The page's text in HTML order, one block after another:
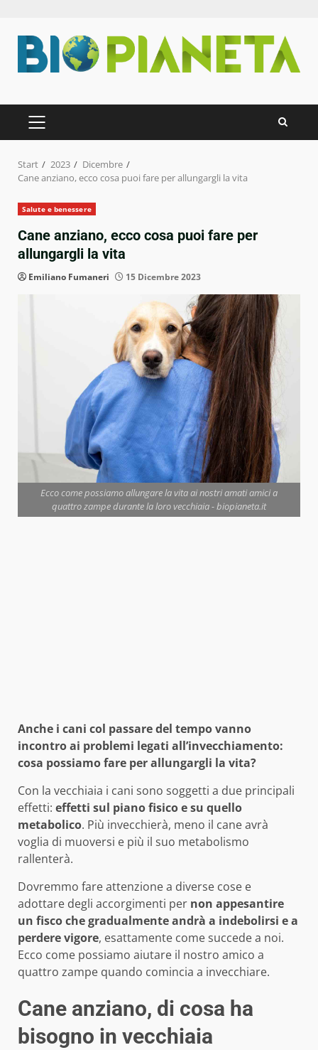
Inhalt
springen
PRIMÄRES
MENÜ
Start 2023
Dicembre
Cane anziano, ecco cosa puoi fare per allungargli la vita
Salute e benessere
Cane anziano, ecco cosa puoi fare per
allungargli la vita
Emiliano Fumaneri 15 Dicembre 2023
Ecco come possiamo allungare la vita ai nostri amati amici a
quattro zampe durante la loro vecchiaia - biopianeta.it
Anche i cani col passare del tempo vanno
incontro ai problemi legati all’invecchiamento:
cosa possiamo fare per allungargli la vita?
Con la vecchiaia i cani sono soggetti a due principali
effetti: effetti sul piano fisico e su quello
metabolico. Più invecchierà, meno il cane avrà
voglia di muoversi e più il suo metabolismo
rallenterà.
Dovremmo fare attenzione a diverse cose e
adottare degli accorgimenti per non appesantire
un fisco che gradualmente andrà a indebolirsi e a
perdere vigore, esattamente come succede a noi.
Ecco come possiamo aiutare il nostro amico a
quattro zampe quando comincia a invecchiare.
Cane anziano, di cosa ha
bisogno in vecchiaia